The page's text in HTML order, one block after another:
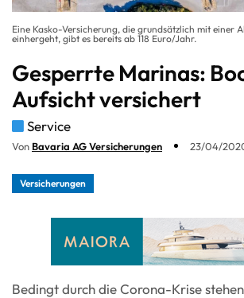
Eine Kasko-Versicherung, die grundsätzlich mit einer
einhergeht, gibt es bereits ab 118 Euro/Jahr.
Gesperrte Marinas:
Aufsicht versichert
Service
Von Bavaria AG Versicherungen 23/04/
Versicherungen
Bedingt durch die Corona-Krise